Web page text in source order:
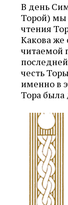
В день
Торой) мы
чтения
Какова
читаемой
честь
именно в
Тора была